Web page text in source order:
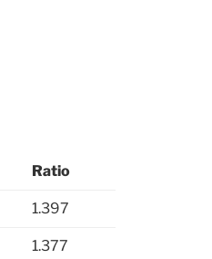
Ratio
1.397
1.377